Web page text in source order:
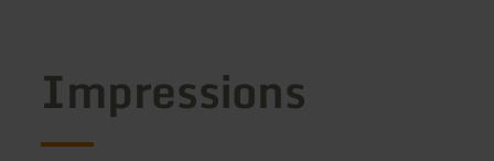
Impressions